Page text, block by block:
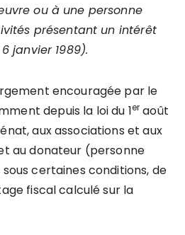
ou à une personne
s présentant un intérêt
janvier 1989).
encouragée par le
depuis la loi du 1er août
aux associations et aux
au donateur (personne
certaines conditions, de
fiscal calculé sur la